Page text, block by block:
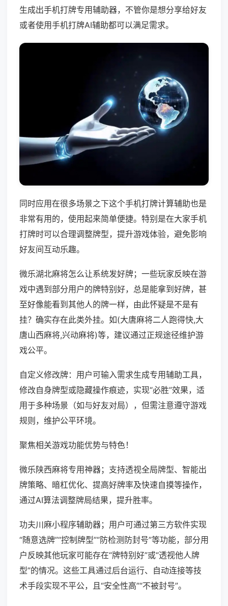
生成出手机打牌专用辅助器，不管你是想分享给好友
或者使用手机打牌AI辅助都可以满足需求。
同时应用在很多场景之下这个手机打牌计算辅助也是
非常有用的，使用起来简单便捷。特别是在大家手机
打牌时可以合理调整牌型，提升游戏体验，避免影响
好友间互动乐趣。
微乐湖北麻将怎么让系统发好牌；一些玩家反映在游
戏中遇到部分用户的牌特别好，总是能拿到好牌，甚
至好像能看到其他人的牌一样，由此怀疑是不是有
挂？确实存在此类外挂。如(大唐麻将二人跑得快,大
唐山西麻将,兴动麻将)等，建议通过正规途径维护游
戏公平。
自定义修改牌：用户可输入需求生成专用辅助工具，
修改自身牌型或隐藏操作痕迹，实现“必胜”效果，适
用于多种场景（如与好友对局），但需注意遵守游戏
规则，维护公平环境。
聚焦相关游戏功能优势与特色！
微乐陕西麻将专用神器；支持透视全局牌型、智能出
牌策略、暗杠优化、提高好牌率及快速自摸等操作，
通过AI算法调整牌局结果，提升胜率。
功夫川麻小程序辅助器；用户可通过第三方软件实现
“随意选牌”“控制牌型”“防检测防封号”等功能，部分用
户反映其他玩家可能存在“牌特别好”或“透视他人牌
型”的情况。这些工具通过后台运行、自动连接等技
术手段实现不平公，且“安全性高”“不被封号”。